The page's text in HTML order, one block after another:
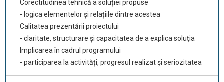
Corectitudinea tehnică a soluției propuse
- logica elementelor și relațiile dintre acestea
Calitatea prezentării proiectului
- claritate, structurare și capacitatea de a explica soluția
Implicarea în cadrul programului
- participarea la activități, progresul realizat și seriozitatea